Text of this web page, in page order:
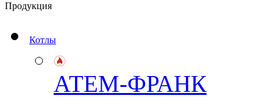
Продукция
Котлы
АТЕМ-ФРАНК